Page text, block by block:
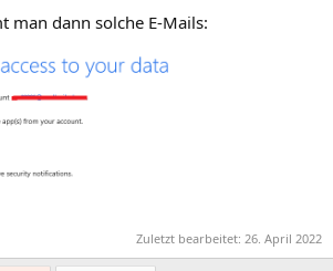
man dann solche E-Mails:
Zuletzt bearbeitet: 26. April 2022